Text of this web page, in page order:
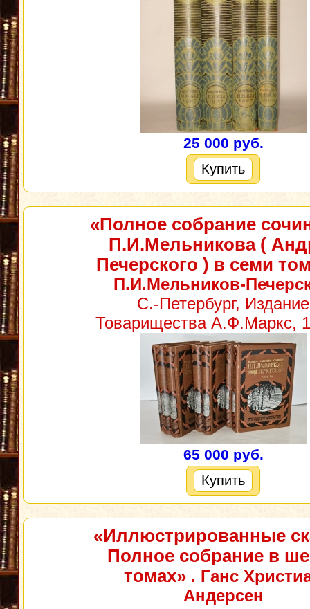
25 000 руб.
Купить
«Полное собрание
П.И.Мельникова (
Печерского ) в семи
П.И.Мельников-
С.-Петербург, Издание
Товарищества А.Ф.Маркс,
65 000 руб.
Купить
«Иллюстрированные
Полное собрание в
томах» . Ганс
Андерсен